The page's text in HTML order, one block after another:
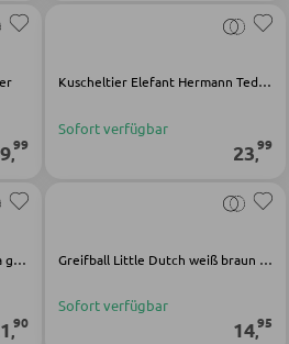
und Kästen
,99
Kuscheltier Elefant Hermann Teddy Original braun Polyester
Sofort verfügbar
23,99
Anhänger Küken Idea Gioconda gelb Polyester
,90
Greifball Little Dutch weiß braun Polyester Baumwolle
Sofort verfügbar
14,95